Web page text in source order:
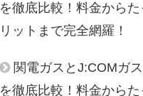
を徹底比較！料金から
リットまで完全網羅！
関電ガスとJ:COMガ
を徹底比較！料金から